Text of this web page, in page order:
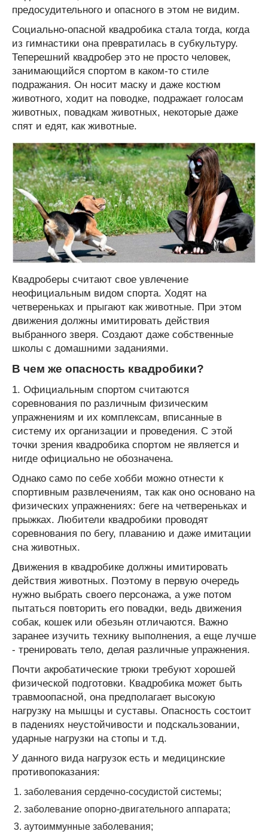
предосудительного и опасного в этом не видим.
Социально-опасной квадробика стала тогда, когда
из гимнастики она превратилась в субкультуру.
Теперешний квадробер это не просто человек,
занимающийся спортом в каком-то стиле
подражания. Он носит маску и даже костюм
животного, ходит на поводке, подражает голосам
животных, повадкам животных, некоторые даже
спят и едят, как животные.
Квадроберы считают свое увлечение
неофициальным видом спорта. Ходят на
четвереньках и прыгают как животные. При этом
движения должны имитировать действия
выбранного зверя. Создают даже собственные
школы с домашними заданиями.
В чем же опасность квадробики?
1. Официальным спортом считаются
соревнования по различным физическим
упражнениям и их комплексам, вписанные в
систему их организации и проведения. С этой
точки зрения квадробика спортом не является и
нигде официально не обозначена.
Однако само по себе хобби можно отнести к
спортивным развлечениям, так как оно основано на
физических упражнениях: беге на четвереньках и
прыжках. Любители квадробики проводят
соревнования по бегу, плаванию и даже имитации
сна животных.
Движения в квадробике должны имитировать
действия животных. Поэтому в первую очередь
нужно выбрать своего персонажа, а уже потом
пытаться повторить его повадки, ведь движения
собак, кошек или обезьян отличаются. Важно
заранее изучить технику выполнения, а еще лучше
- тренировать тело, делая различные упражнения.
Почти акробатические трюки требуют хорошей
физической подготовки. Квадробика может быть
травмоопасной, она предполагает высокую
нагрузку на мышцы и суставы. Опасность состоит
в падениях неустойчивости и подскальзовании,
ударные нагрузки на стопы и т.д.
У данного вида нагрузок есть и медицинские
противопоказания:
заболевания сердечно-сосудистой системы;
заболевание опорно-двигательного аппарата;
аутоиммунные заболевания;